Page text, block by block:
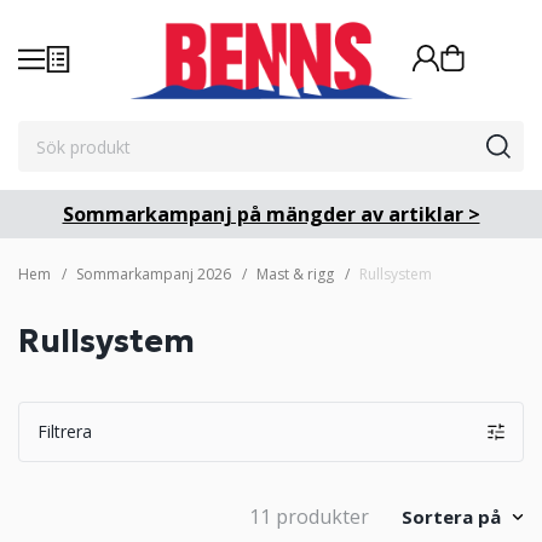
Sommarkampanj på mängder av artiklar >
Hem Sommarkampanj 2026 Mast & rigg Rullsystem
Rullsystem
Filtrera
11 produkter Sortera på